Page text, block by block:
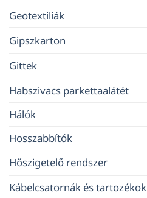
Geotextiliák
Gipszkarton
Gittek
Habszivacs parkettaalátét
Hálók
Hosszabbítók
Hőszigetelő rendszer
Kábelcsatornák és tartozékok